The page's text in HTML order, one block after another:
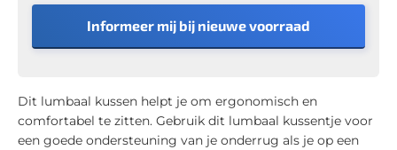
Informeer mij bij nieuwe voorraad
Dit lumbaal kussen helpt je om ergonomisch en
comfortabel te zitten. Gebruik dit lumbaal kussentje voor
een goede ondersteuning van je onderrug als je op een